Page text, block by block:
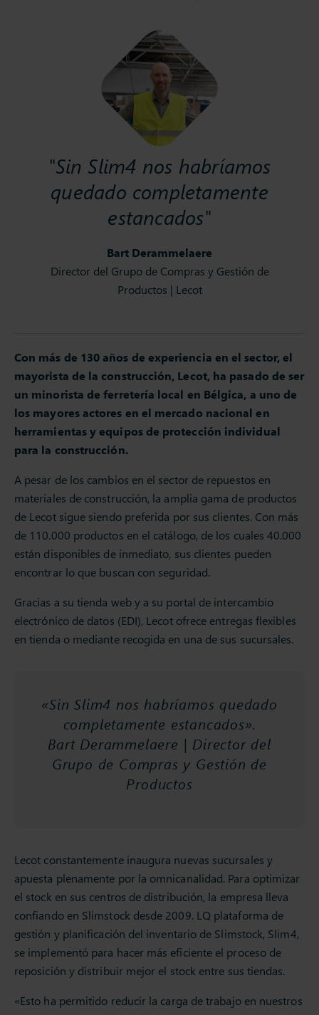
Bart Derammelaere
Director del Grupo de Compras y Gestión de
Productos | Lecot
"Sin Slim4 nos habríamos
quedado completamente
estancados"
Con más de 130 años de experiencia en el sector, el
mayorista de la construcción, Lecot, ha pasado de ser
un minorista de ferretería local en Bélgica, a uno de
los mayores actores en el mercado nacional en
herramientas y equipos de protección individual
para la construcción.
A pesar de los cambios en el sector de repuestos en
materiales de construcción, la amplia gama de productos
de Lecot sigue siendo preferida por sus clientes. Con más
de 110.000 productos en el catálogo, de los cuales 40.000
están disponibles de inmediato, sus clientes pueden
encontrar lo que buscan con seguridad.
Gracias a su tienda web y a su portal de intercambio
electrónico de datos (EDI), Lecot ofrece entregas flexibles
en tienda o mediante recogida en una de sus sucursales.
«Sin Slim4 nos habríamos quedado
completamente estancados».
Bart Derammelaere | Director del
Grupo de Compras y Gestión de
Productos
Lecot constantemente inaugura nuevas sucursales y
apuesta plenamente por la omnicanalidad. Para optimizar
el stock en sus centros de distribución, la empresa lleva
confiando en Slimstock desde 2009. LQ plataforma de
gestión y planificación del inventario de Slimstock, Slim4,
se implementó para hacer más eficiente el proceso de
reposición y distribuir mejor el stock entre sus tiendas.
«Esto ha permitido reducir la carga de trabajo en nuestros